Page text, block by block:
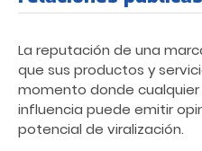
La reputación de una
que sus productos y
momento donde
influencia puede emitir
potencial de viralización.